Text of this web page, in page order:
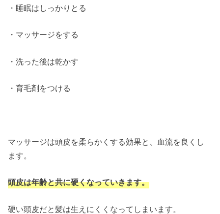
・睡眠はしっかりとる
・マッサージをする
・洗った後は乾かす
・育毛剤をつける
マッサージは頭皮を柔らかくする効果と、血流を良くし
ます。
頭皮は年齢と共に硬くなっていきます。
硬い頭皮だと髪は生えにくくなってしまいます。